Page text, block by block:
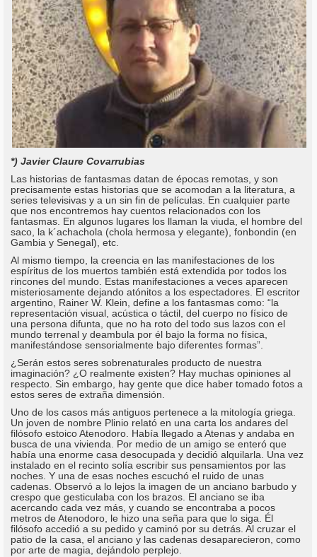
*) Javier Claure Covarrubias
Las historias de fantasmas datan de épocas remotas, y son
precisamente estas historias que se acomodan a la literatura, a
series televisivas y a un sin fin de películas. En cualquier parte
que nos encontremos hay cuentos relacionados con los
fantasmas. En algunos lugares los llaman la viuda, el hombre del
saco, la k´achachola (chola hermosa y elegante), fonbondin (en
Gambia y Senegal), etc.
Al mismo tiempo, la creencia en las manifestaciones de los
espíritus de los muertos también está extendida por todos los
rincones del mundo. Estas manifestaciones a veces aparecen
misteriosamente dejando atónitos a los espectadores. El escritor
argentino, Rainer W. Klein, define a los fantasmas como: “la
representación visual, acústica o táctil, del cuerpo no físico de
una persona difunta, que no ha roto del todo sus lazos con el
mundo terrenal y deambula por él bajo la forma no física,
manifestándose sensorialmente bajo diferentes formas”.
¿Serán estos seres sobrenaturales producto de nuestra
imaginación? ¿O realmente existen? Hay muchas opiniones al
respecto. Sin embargo, hay gente que dice haber tomado fotos a
estos seres de extraña dimensión.
Uno de los casos más antiguos pertenece a la mitología griega.
Un joven de nombre Plinio relató en una carta los andares del
filósofo estoico Atenodoro. Había llegado a Atenas y andaba en
busca de una vivienda. Por medio de un amigo se enteró que
había una enorme casa desocupada y decidió alquilarla. Una vez
instalado en el recinto solía escribir sus pensamientos por las
noches. Y una de esas noches escuchó el ruido de unas
cadenas. Observó a lo lejos la imagen de un anciano barbudo y
crespo que gesticulaba con los brazos. El anciano se iba
acercando cada vez más, y cuando se encontraba a pocos
metros de Atenodoro, le hizo una seña para que lo siga. Él
filósofo accedió a su pedido y caminó por su detrás. Al cruzar el
patio de la casa, el anciano y las cadenas desaparecieron, como
por arte de magia, dejándolo perplejo.